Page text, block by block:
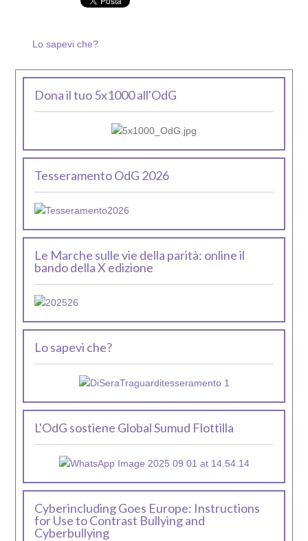
Lo sapevi che?
Dona il tuo 5x1000 all'OdG
Tesseramento OdG 2026
Le Marche sulle vie della parità: online il
bando della X edizione
Lo sapevi che?
L'OdG sostiene Global Sumud Flottilla
Cyberincluding Goes Europe: Instructions
for Use to Contrast Bullying and
Cyberbullying